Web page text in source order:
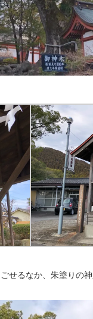
せるなか、朱塗りの